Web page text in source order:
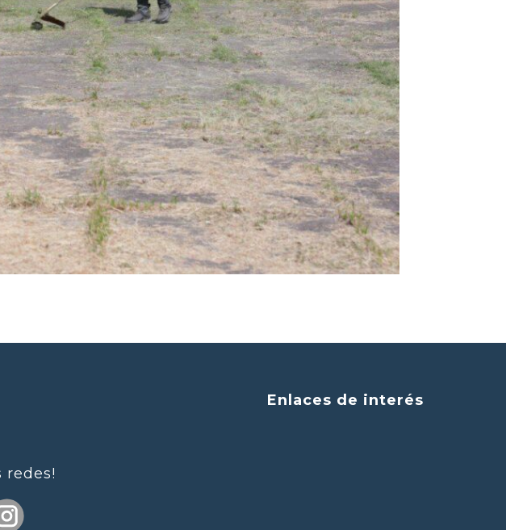
redes!
Enlaces de interés